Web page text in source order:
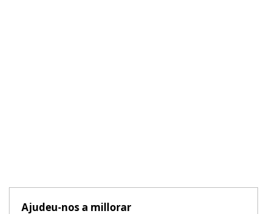
Ajudeu-nos a millorar